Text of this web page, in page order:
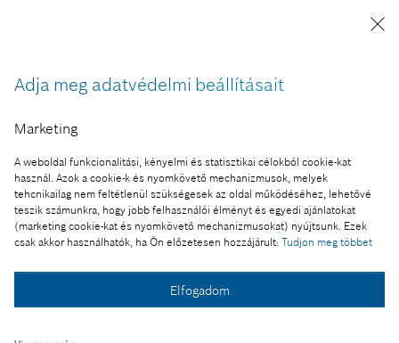
Adja meg adatvédelmi beállításait
Marketing
A weboldal funkcionalitási, kényelmi és statisztikai célokból cookie-kat
használ. Azok a cookie-k és nyomkövető mechanizmusok, melyek
tehcnikailag nem feltétlenül szükségesek az oldal működéséhez, lehetővé
teszik számunkra, hogy jobb felhasználói élményt és egyedi ajánlatokat
(marketing cookie-kat és nyomkövető mechanizmusokat) nyújtsunk. Ezek
csak akkor használhatók, ha Ön előzetesen hozzájárult: Tudjon meg többet
Elfogadom
Nagy Anikó, Humán erőforrás igazgató és Javier
González Pareja, a magyarországi Bosch csoport
vezetője
A kép "Forrás: Bosch" megjelöléssel a sajtó
Ennek a sajtóközleménynek a része: